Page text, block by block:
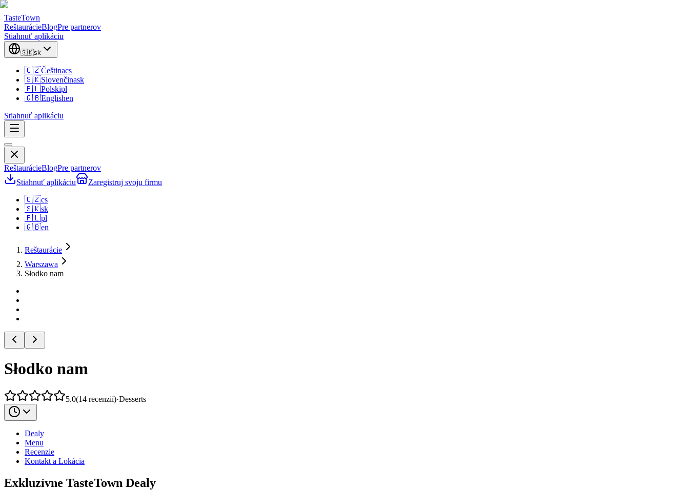
TasteTown
ReštaurácieBlogPre partnerov
Stiahnuť aplikáciu
🇸🇰sk
🇨🇿Češtinacs
🇸🇰Slovenčinask
🇵🇱Polskipl
🇬🇧Englishen
Stiahnuť aplikáciu
ReštaurácieBlogPre partnerov
Stiahnuť aplikáciu
Zaregistruj svoju firmu
🇨🇿cs
🇸🇰sk
🇵🇱pl
🇬🇧en
Reštaurácie
Warszawa
Słodko nam
Słodko nam
5.0(14 recenzií)·Desserts
Dealy
Menu
Recenzie
Kontakt a Lokácia
Exkluzívne TasteTown Dealy